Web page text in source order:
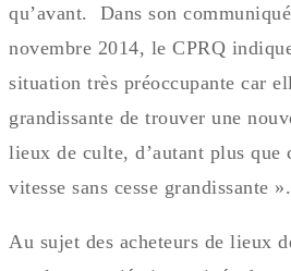
qu’avant. Dans son
novembre 2014, le CPRQ
situation très préoccupante car
grandissante de trouver une
lieux de culte, d’autant plus que
vitesse sans cesse grandissante ».
Au sujet des acheteurs de lieux